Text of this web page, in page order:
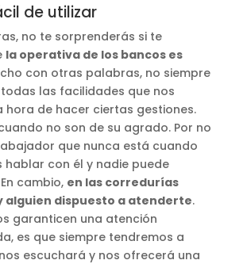
de utilizar
no te sorprenderás si te
la operativa de los bancos es
con otras palabras, no siempre
las facilidades que nos
hora de hacer ciertas gestiones.
no son de su agrado. Por no
que nunca está cuando
hablar con él y nadie puede
cambio, en las corredurías
alguien dispuesto a atenderte.
garanticen una atención
es que siempre tendremos a
escuchará y nos ofrecerá una